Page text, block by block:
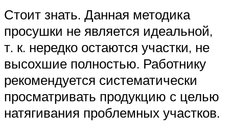
Стоит знать. Данная методика
просушки не является идеальной,
т. к. нередко остаются участки, не
высохшие полностью. Работнику
рекомендуется систематически
просматривать продукцию с целью
натягивания проблемных участков.